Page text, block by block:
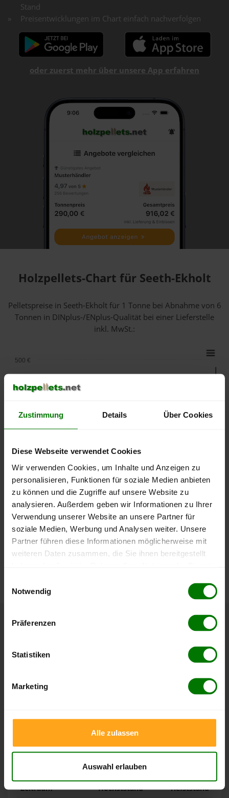
Zustimmung Details Über Cookies
Diese Webseite verwendet Cookies
Wir verwenden Cookies, um Inhalte und Anzeigen zu
personalisieren, Funktionen für soziale Medien anbieten
zu können und die Zugriffe auf unsere Website zu
analysieren. Außerdem geben wir Informationen zu Ihrer
Verwendung unserer Website an unsere Partner für
soziale Medien, Werbung und Analysen weiter. Unsere
Partner führen diese Informationen möglicherweise mit
weiteren Daten zusammen, die Sie ihnen bereitgestellt
Notwendig
Präferenzen
Statistiken
Marketing
Alle zulassen
Auswahl erlauben
Stand
Preisentwicklungen im Chart einfach nachverfolgen
oder zuerst mehr über unsere App erfahren
Holzpellets-Chart für Seeth-Ekholt
Pelletspreise in Seeth-Ekholt für 1 Tonne bei Abnahmevon 6
Tonnen in DINplus-/ENplus-Qualität bei einer Lieferstelle
inkl. MwSt.:
lose Ware Sackware
September
2025
Januar
2026
Mai
2026
250 €
400 €
450 €
500 €
Die aktuelle Preisentwicklung für Holzpellets in Deutschland
Höchst- und Tiefststände der
Pelletspreise in Seeth-Ekholt
Pelletspreise für lose Holzpellets und Holzpellets
. Das dazugehörige Datum zeigt,
erreicht wurde.
Lose Holzpellets
Zeitraum Höchststand Tiefststand